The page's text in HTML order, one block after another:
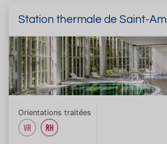
Station thermale de Saint-
Orientations traitées